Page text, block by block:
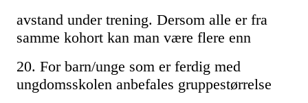
avstand under trening. Dersom alle er fra
samme kohort kan man være flere enn
20. For barn/unge som er ferdig med
ungdomsskolen anbefales gruppestørrelse